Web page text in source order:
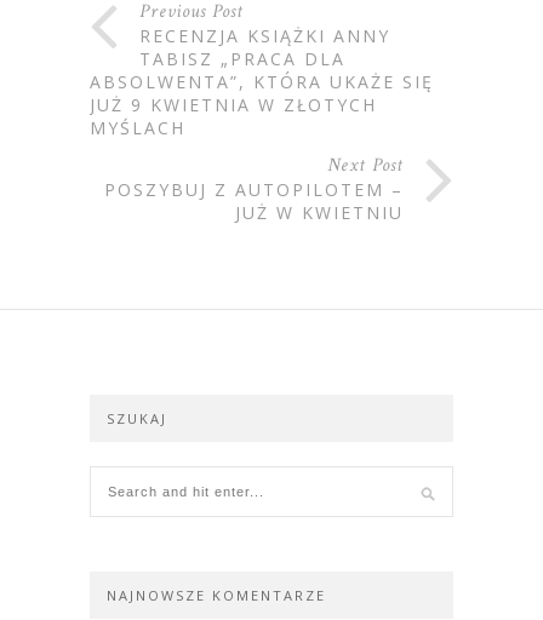
Previous Post
RECENZJA KSIĄŻKI ANNY
TABISZ „PRACA DLA
ABSOLWENTA”, KTÓRA UKAŻE SIĘ
JUŻ 9 KWIETNIA W ZŁOTYCH
MYŚLACH
Next Post
POSZYBUJ Z AUTOPILOTEM –
JUŻ W KWIETNIU
SZUKAJ
NAJNOWSZE KOMENTARZE